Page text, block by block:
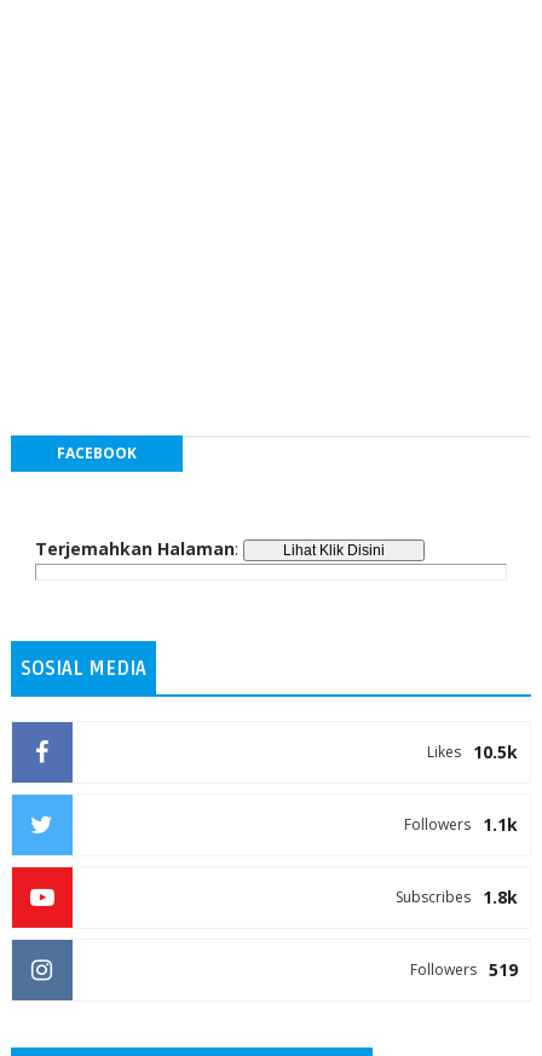
FACEBOOK
Terjemahkan Halaman:
SOSIAL MEDIA
10.5k
Likes
1.1k
Followers
1.8k
Subscribes
519
Followers